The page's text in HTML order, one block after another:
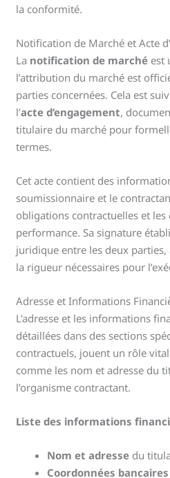
la conformité.
Notification de Marché et Acte
La notification de marché est
l’attribution du marché est
parties concernées. Cela est
l’acte d’engagement,
titulaire du marché pour
termes.
Cet acte contient des
soumissionnaire et le
obligations contractuelles et
performance. Sa signature
juridique entre les deux
la rigueur nécessaires pour
Adresse et Informations
L’adresse et les informations
détaillées dans des sections
contractuels, jouent un rôle
comme les nom et adresse du
l’organisme contractant.
Liste des informations
Nom et adresse du
Coordonnées bancaires